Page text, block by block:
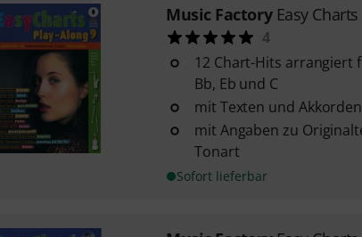
Music Factory Easy
4
12 Chart-Hits arrangiert
Bb, Eb und C
mit Texten und Akkorden
mit Angaben zu
Tonart
Sofort lieferbar